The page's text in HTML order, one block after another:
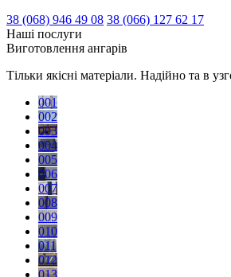
38 (068) 946 49 08 38 (066) 127 62 17
Наші послуги
Виготовлення ангарів
Тільки якісні матеріали. Надійно та в
001
002
003
004
005
006
007
008
009
010
011
012
013